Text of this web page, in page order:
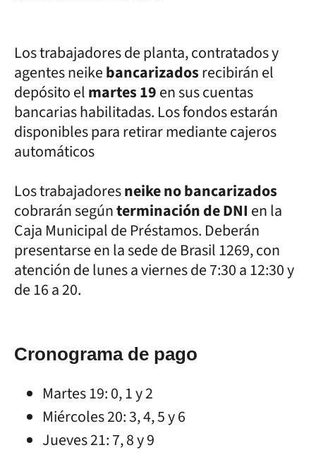
Los trabajadores de planta, contratados y
agentes neikebancarizadosrecibirán el
depósito elmartes 19en sus cuentas
bancarias habilitadas. Los fondos estarán
disponibles para retirar mediante cajeros
automáticos
Los trabajadoresneike no bancarizados
cobrarán segúnterminación de DNI en la
Caja Municipal de Préstamos. Deberán
presentarse en la sede de Brasil 1269, con
atención de lunes a viernes de 7:30 a 12:30 y
de 16 a 20.
Cronograma de pago
Martes 19: 0, 1 y 2
Miércoles 20: 3, 4, 5 y 6
Jueves 21: 7, 8 y 9